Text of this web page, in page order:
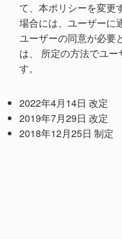
て、本ポリシーを変更
場合には、ユーザーに
ユーザーの同意が必要
は、 所定の方法でユ
す。
2022年4月14日 改定
2019年7月29日 改定
2018年12月25日 制定